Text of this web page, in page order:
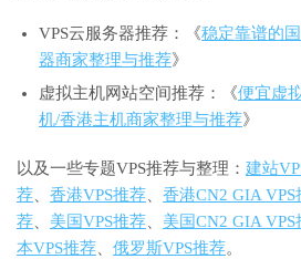
VPS云服务器推荐：《稳定靠谱的
器商家整理与推荐》
虚拟主机网站空间推荐：《便宜虚
机/香港主机商家整理与推荐》
以及一些专题VPS推荐与整理： 建站
荐、 香港VPS推荐、 香港CN2 GIA VPS
荐、 美国VPS推荐、 美国CN2 GIA VPS
本VPS推荐、 俄罗斯VPS推荐。